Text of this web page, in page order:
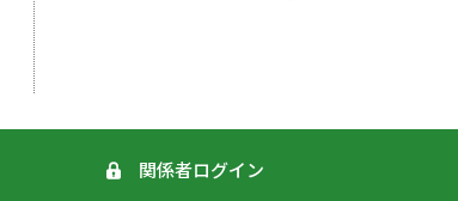
関係者ログイン